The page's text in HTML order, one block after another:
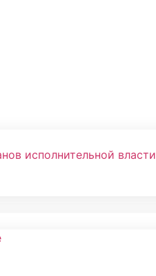
исполнительной власти